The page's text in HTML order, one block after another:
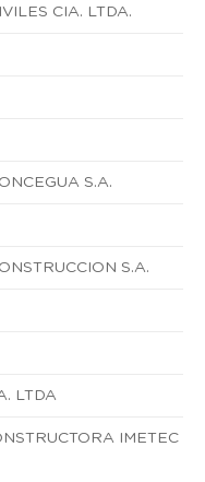
CIA. LTDA.
S.A.
S.A.
LTDA
IMETEC